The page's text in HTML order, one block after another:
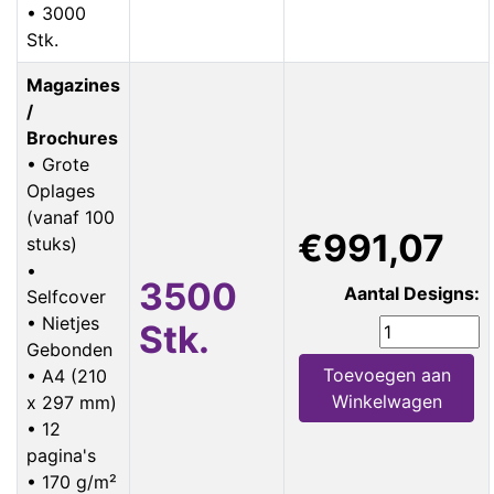
• 3000
Stk.
Magazines
/
Brochures
• Grote
Oplages
(vanaf 100
stuks)
•
Selfcover
• Nietjes
Gebonden
• A4 (210
x 297 mm)
• 12
pagina's
• 170 g/m²
3500
Stk.
€991,07
Aantal Designs:
Toevoegen aan
Winkelwagen